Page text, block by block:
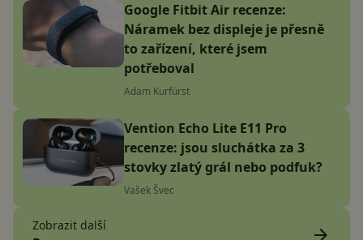
Google Fitbit Air recenze:
Náramek bez displeje je přesně
to zařízení, které jsem
potřeboval
Adam Kurfürst
Vention Echo Lite E11 Pro
recenze: jsou sluchátka za 3
stovky zlatý grál nebo podfuk?
Vašek Švec
Zobrazit další